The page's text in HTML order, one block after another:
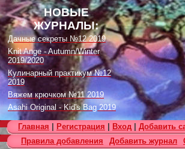
НОВЫЕ
ЖУРНАЛЫ:
Дачные секреты №12 2019
Knit Ange - Autumn/Winter
2019/2020
Кулинарный практикум №12
2019
Вяжем крючком №11 2019
Asahi Original - Kid's Bag 2019
Цветок. Спецвыпуск №4 2019
Designs in Machine Embroidery
№116 2019
Главная
Регистрация Вход
Добавить
Правила добавления
Добавить журнал